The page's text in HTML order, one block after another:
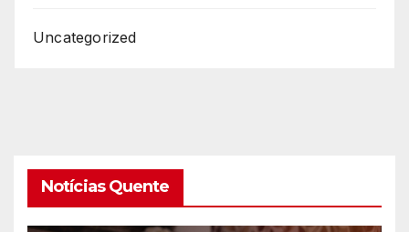
Uncategorized
Notícias Quente